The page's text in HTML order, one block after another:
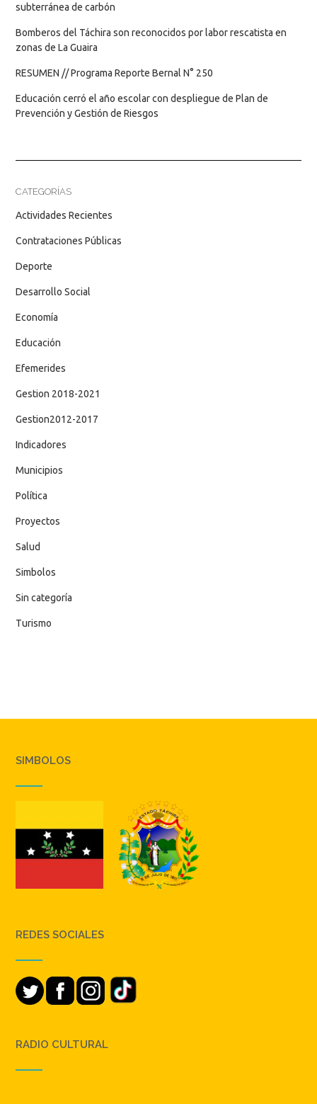
subterránea de carbón
Bomberos del Táchira son reconocidos por labor rescatista en
zonas de La Guaira
RESUMEN // Programa Reporte Bernal N° 250
Educación cerró el año escolar con despliegue de Plan de
Prevención y Gestión de Riesgos
CATEGORÍAS
Actividades Recientes
Contrataciones Públicas
Deporte
Desarrollo Social
Economía
Educación
Efemerides
Gestion 2018-2021
Gestion2012-2017
Indicadores
Municipios
Política
Proyectos
Salud
Simbolos
Sin categoría
Turismo
SIMBOLOS
REDES SOCIALES
RADIO CULTURAL